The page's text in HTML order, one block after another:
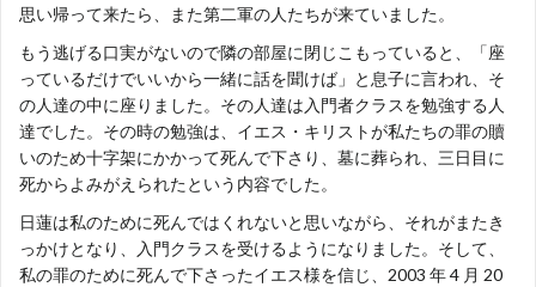
思い帰って来たら、また第二軍の人たちが来ていました。
もう逃げる口実がないので隣の部屋に閉じこもっていると、「座
っているだけでいいから一緒に話を聞けば」と息子に言われ、そ
の人達の中に座りました。その人達は入門者クラスを勉強する人
達でした。その時の勉強は、イエス・キリストが私たちの罪の贖
いのため十字架にかかって死んで下さり、墓に葬られ、三日目に
死からよみがえられたという内容でした。
日蓮は私のために死んではくれないと思いながら、それがまたき
っかけとなり、入門クラスを受けるようになりました。そして、
私の罪のために死んで下さったイエス様を信じ、2003 年 4 月 20